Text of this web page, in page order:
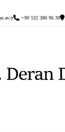
+90 532 380 96 30